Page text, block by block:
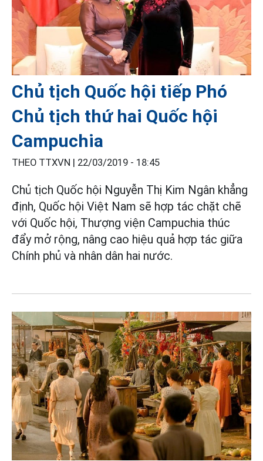
Chủ tịch Quốc hội tiếp Phó
Chủ tịch thứ hai Quốc hội
Campuchia
THEO TTXVN | 22/03/2019 - 18:45
Chủ tịch Quốc hội Nguyễn Thị Kim Ngân khẳng
định, Quốc hội Việt Nam sẽ hợp tác chặt chẽ
với Quốc hội, Thượng viện Campuchia thúc
đẩy mở rộng, nâng cao hiệu quả hợp tác giữa
Chính phủ và nhân dân hai nước.